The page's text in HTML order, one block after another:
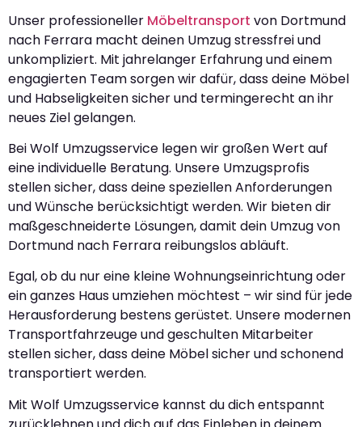
Unser professioneller Möbeltransport von Dortmund
nach Ferrara macht deinen Umzug stressfrei und
unkompliziert. Mit jahrelanger Erfahrung und einem
engagierten Team sorgen wir dafür, dass deine Möbel
und Habseligkeiten sicher und termingerecht an ihr
neues Ziel gelangen.
Bei Wolf Umzugsservice legen wir großen Wert auf
eine individuelle Beratung. Unsere Umzugsprofis
stellen sicher, dass deine speziellen Anforderungen
und Wünsche berücksichtigt werden. Wir bieten dir
maßgeschneiderte Lösungen, damit dein Umzug von
Dortmund nach Ferrara reibungslos abläuft.
Egal, ob du nur eine kleine Wohnungseinrichtung oder
ein ganzes Haus umziehen möchtest – wir sind für jede
Herausforderung bestens gerüstet. Unsere modernen
Transportfahrzeuge und geschulten Mitarbeiter
stellen sicher, dass deine Möbel sicher und schonend
transportiert werden.
Mit Wolf Umzugsservice kannst du dich entspannt